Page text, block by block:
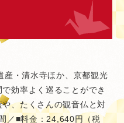
産・清水寺ほか、京都観光
効率よく巡ることができ
、たくさんの観音仏と対
／■料金：24,640円（税